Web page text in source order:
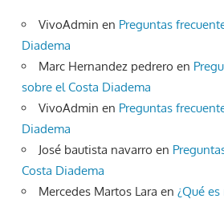
VivoAdmin en Preguntas
Diadema
Marc Hernandez pedrero en
sobre el Costa Diadema
VivoAdmin en Preguntas
Diadema
José bautista navarro en
Costa Diadema
Mercedes Martos Lara en ¿Qué